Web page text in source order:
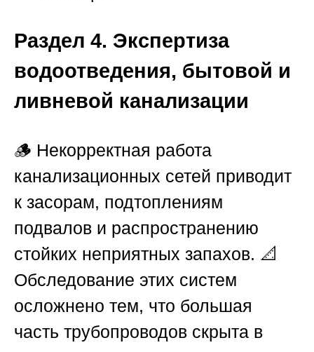
Раздел 4. Экспертиза
водоотведения, бытовой и
ливневой канализации
🪵 Некорректная работа
канализационных сетей приводит
к засорам, подтоплениям
подвалов и распространению
стойких неприятных запахов. 📐
Обследование этих систем
осложнено тем, что большая
часть трубопроводов скрыта в